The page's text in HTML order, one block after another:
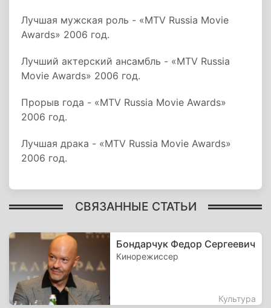
Лучшая мужская роль - «MTV Russia Movie
Awards» 2006 год.
Лучший актерский ансамбль - «MTV Russia
Movie Awards» 2006 год.
Прорыв года - «MTV Russia Movie Awards»
2006 год.
Лучшая драка - «MTV Russia Movie Awards»
2006 год.
СВЯЗАННЫЕ СТАТЬИ
Бондарчук Федор Сергеевич
Кинорежиссер
Культура